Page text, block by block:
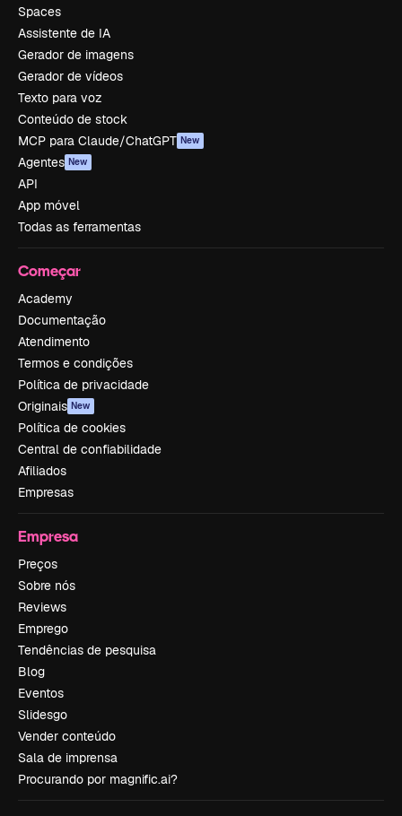
Spaces
Assistente de IA
Gerador de imagens
Gerador de vídeos
Texto para voz
Conteúdo de stock
MCP para Claude/ChatGPT New
Agentes New
API
App móvel
Todas as ferramentas
Começar
Academy
Documentação
Atendimento
Termos e condições
Política de privacidade
Originais New
Política de cookies
Central de confiabilidade
Afiliados
Empresas
Empresa
Preços
Sobre nós
Reviews
Emprego
Tendências de pesquisa
Blog
Eventos
Slidesgo
Vender conteúdo
Sala de imprensa
Procurando por magnific.ai?